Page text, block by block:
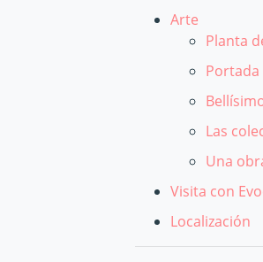
Arte
Planta
Las
Una
Visita con
Localización